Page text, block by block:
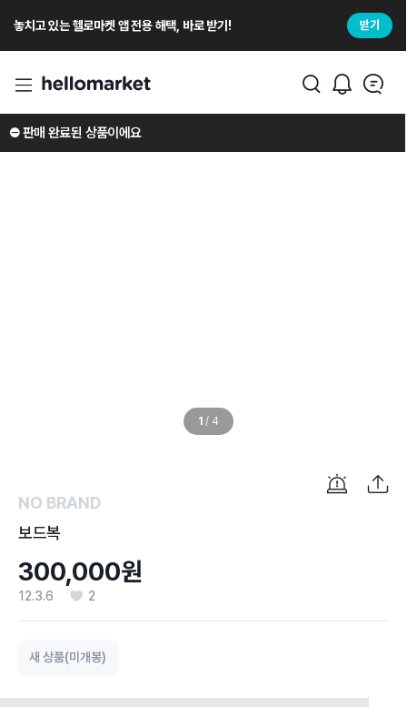
놓치고 있는 헬로마켓 앱 전용 해택, 바로 받기! 받기
1 / 4
⛔️ 판매 완료된 상품이에요
NO BRAND
보드복
300,000원
12.3.6 2
새 상품(미개봉)